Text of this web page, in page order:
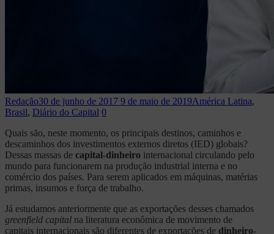
Redação30 de junho de 2017 9 de maio de 2019América Latina,
Brasil, Diário do Capital 0
Quais são, neste momento, os principais destinos, caminhos e
descaminhos dos investimentos externos diretos (IED) globais?
Dessas massas de capital-dinheiro internacional circulando pelo
mundo para funcionarem na produção industrial interna e no
comércio dos países. Para serem aplicados em máquinas, matérias
primas, insumos e força de trabalho.
Já estudamos anteriormente que as exportações desses chamados
greenfield capital na literatura econômica de movimento de
capitais internacionais são diferentes de exportações de dinheiro-